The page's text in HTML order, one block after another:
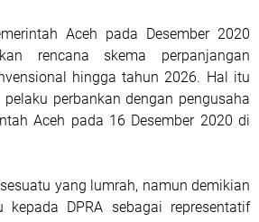
Aceh pada Desember 2020
rencana skema perpanjangan
hingga tahun 2026. Hal itu
perbankan dengan pengusaha
Aceh pada 16 Desember 2020 di
yang lumrah, namun demikian
DPRA sebagai representatif